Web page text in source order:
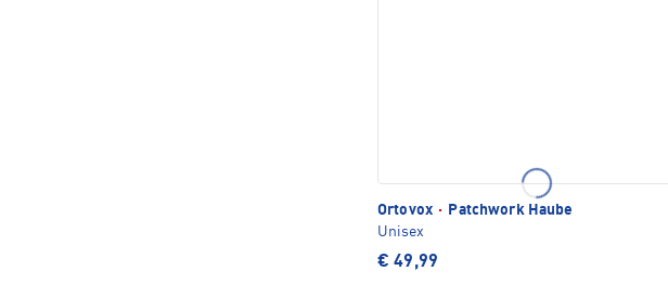
Ortovox ·
Patchwork Haube
Unisex
€ 49,99